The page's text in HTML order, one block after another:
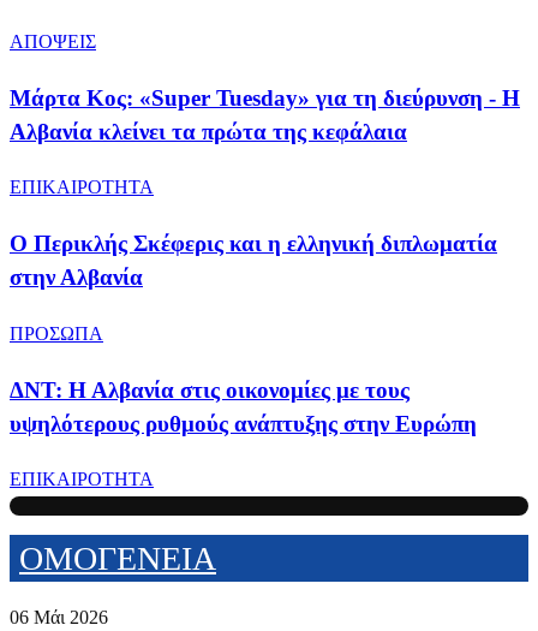
ΑΠΟΨΕΙΣ
Μάρτα Κος: «Super Tuesday» για τη διεύρυνση - Η
Αλβανία κλείνει τα πρώτα της κεφάλαια
ΕΠΙΚΑΙΡΟΤΗΤΑ
Ο Περικλής Σκέφερις και η ελληνική διπλωματία
στην Αλβανία
ΠΡΟΣΩΠΑ
ΔΝΤ: Η Αλβανία στις οικονομίες με τους
υψηλότερους ρυθμούς ανάπτυξης στην Ευρώπη
ΕΠΙΚΑΙΡΟΤΗΤΑ
ΟΜΟΓΕΝΕΙΑ
06 Μάι 2026